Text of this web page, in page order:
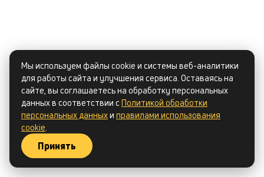
Мы используем файлы cookie и системы веб-аналитики
для работы сайта и улучшения сервиса. Оставаясь на
сайте, вы соглашаетесь на обработку персональных
данных в соответствии сПолитикой обработки
персональных данныхи правилами использования
cookie.
Принять